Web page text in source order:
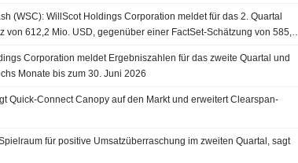
(WSC): WillScot Holdings Corporation meldet für das 2. Quartal
von 612,2 Mio. USD, gegenüber einer FactSet-Schätzung von 585,4
Corporation meldet Ergebniszahlen für das zweite Quartal und
Monate bis zum 30. Juni 2026
Quick-Connect Canopy auf den Markt und erweitert Clearspan-
für positive Umsatzüberraschung im zweiten Quartal, sagt